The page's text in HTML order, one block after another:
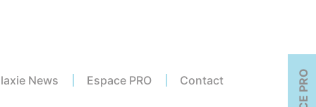
News Espace PRO Contact